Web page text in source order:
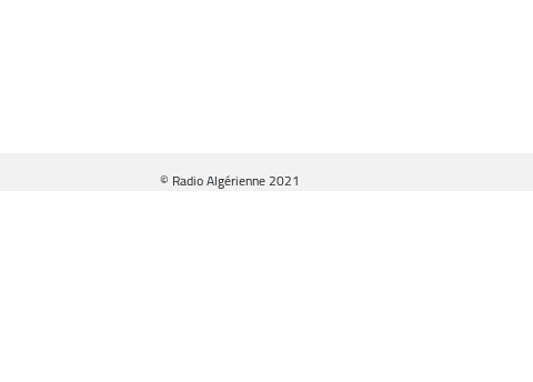
© Radio Algérienne 2021